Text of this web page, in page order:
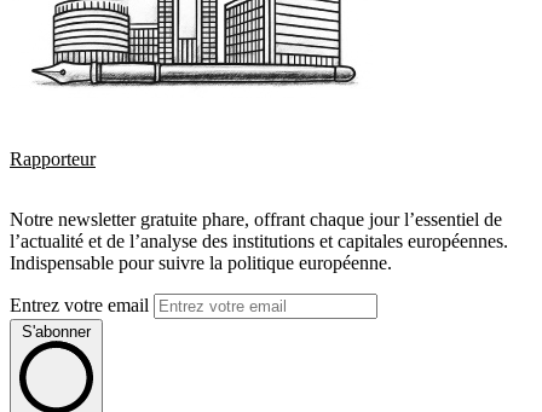
Rapporteur
Notre newsletter gratuite phare, offrant chaque jour l’essentiel de
l’actualité et de l’analyse des institutions et capitales européennes.
Indispensable pour suivre la politique européenne.
Entrez votre email
S'abonner